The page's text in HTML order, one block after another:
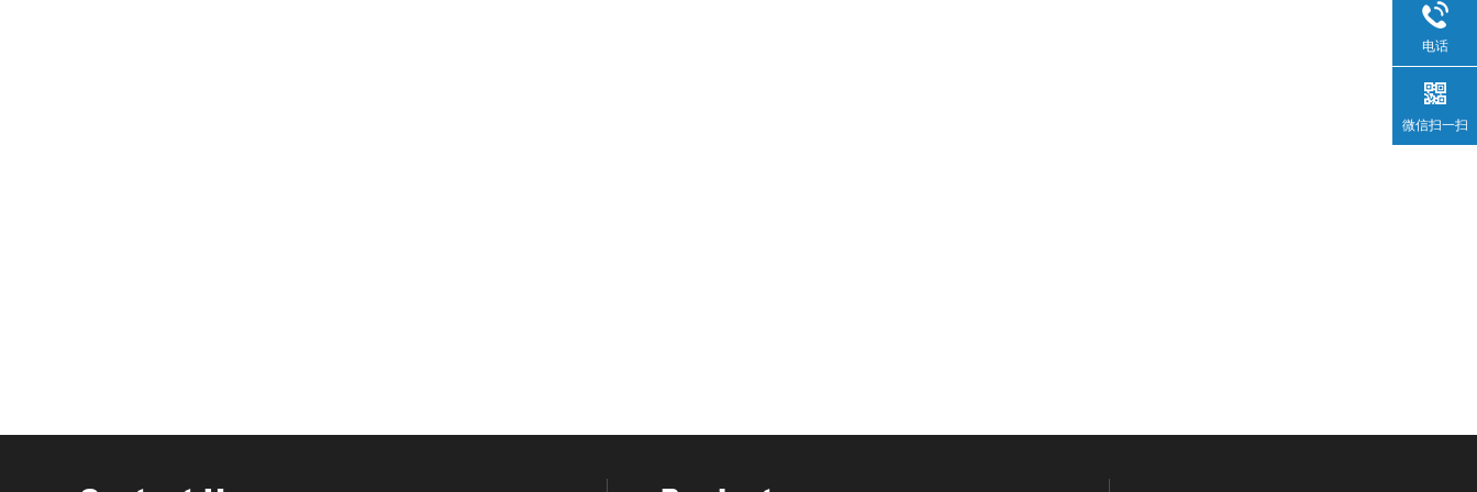
电话
微信扫一扫